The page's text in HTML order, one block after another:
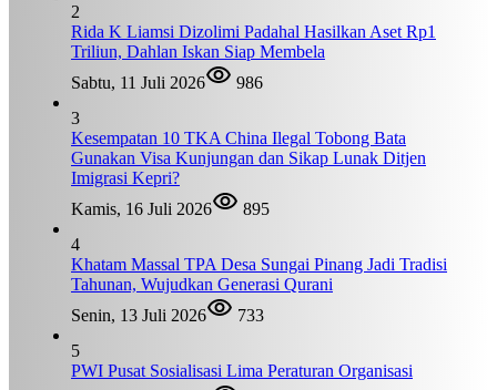
2
Rida K Liamsi Dizolimi Padahal Hasilkan Aset Rp1
Triliun, Dahlan Iskan Siap Membela
Sabtu, 11 Juli 2026
986
3
Kesempatan 10 TKA China Ilegal Tobong Bata
Gunakan Visa Kunjungan dan Sikap Lunak Ditjen
Imigrasi Kepri?
Kamis, 16 Juli 2026
895
4
Khatam Massal TPA Desa Sungai Pinang Jadi Tradisi
Tahunan, Wujudkan Generasi Qurani
Senin, 13 Juli 2026
733
5
PWI Pusat Sosialisasi Lima Peraturan Organisasi